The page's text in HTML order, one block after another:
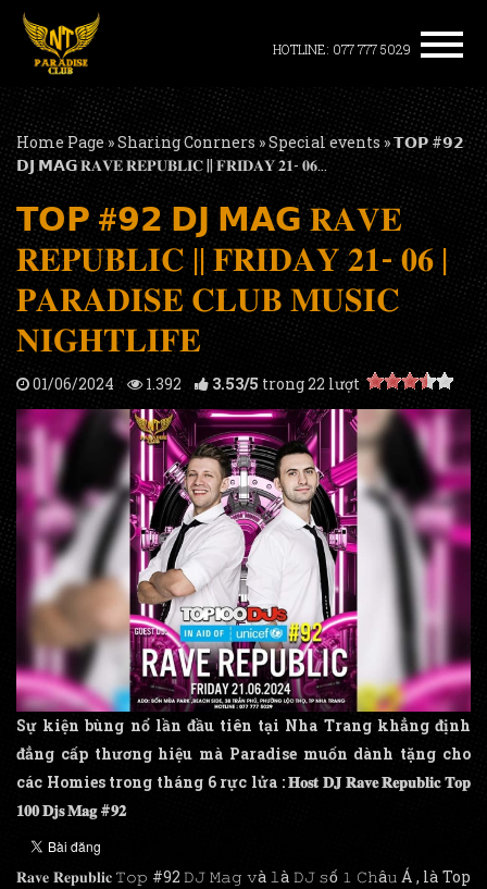
HOTLINE: 077 777 5029
Home Page»Sharing Conrners »Special events »𝗧𝗢𝗣 #𝟵𝟮
𝗗𝗝 𝗠𝗔𝗚 𝐑𝐀𝐕𝐄 𝐑𝐄𝐏𝐔𝐁𝐋𝐈𝐂 || 𝐅𝐑𝐈𝐃𝐀𝐘 𝟐𝟏- 𝟎𝟔...
𝗧𝗢𝗣 #𝟵𝟮 𝗗𝗝 𝗠𝗔𝗚 𝐑𝐀𝐕𝐄
𝐑𝐄𝐏𝐔𝐁𝐋𝐈𝐂 || 𝐅𝐑𝐈𝐃𝐀𝐘 𝟐𝟏- 𝟎𝟔 |
𝐏𝐀𝐑𝐀𝐃𝐈𝐒𝐄 𝐂𝐋𝐔𝐁 𝐌𝐔𝐒𝐈𝐂
𝐍𝐈𝐆𝐇𝐓𝐋𝐈𝐅𝐄
01/06/2024 1.392 3.53/5 trong22 lượt
Sự kiện bùng nổ lần đầu tiên tại Nha Trang khẳng định
đẳng cấp thương hiệu mà Paradise muốn dành tặng cho
các Homies trong tháng 6 rực lửa : 𝐇𝐨𝐬𝐭 𝐃𝐉 𝐑𝐚𝐯𝐞 𝐑𝐞𝐩𝐮𝐛𝐥𝐢𝐜 𝐓𝐨𝐩
𝟏𝟎𝟎 𝐃𝐣𝐬 𝐌𝐚𝐠 #𝟗𝟐
𝐑𝐚𝐯𝐞 𝐑𝐞𝐩𝐮𝐛𝐥𝐢𝐜 𝚃𝚘𝚙 #92 𝙳𝙹 𝙼𝚊𝚐 𝚟à 𝚕à 𝙳𝙹 𝚜ố 𝟷 𝙲𝚑â𝚞 Á , là Top